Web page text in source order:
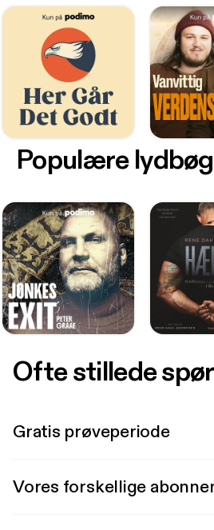
Populære
Ofte stillede
Gratis prøveperiode
Vores forskellige